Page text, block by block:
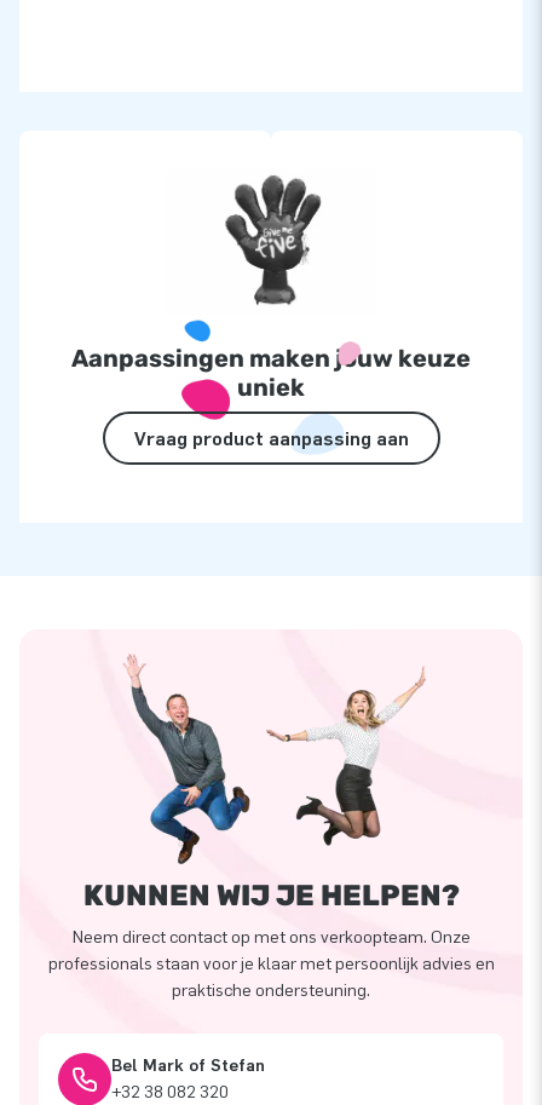
Aanpassingen maken jouw keuze
uniek
Vraag product aanpassing aan
KUNNEN WIJ JE HELPEN?
Neem direct contact op met ons verkoopteam. Onze
professionals staan voor je klaar met persoonlijk advies en
praktische ondersteuning.
Bel Mark of Stefan
+32 38 082 320